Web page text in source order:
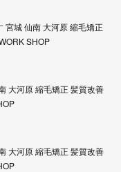
宮城 仙南 大河原 縮毛矯正
SHOP
大河原 縮毛矯正 髪質改善
大河原 縮毛矯正 髪質改善